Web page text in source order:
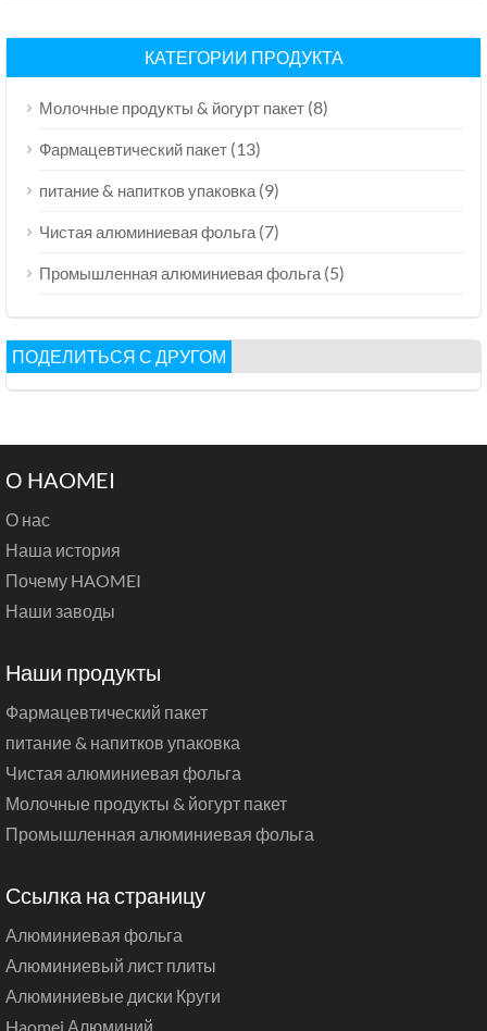
КАТЕГОРИИ ПРОДУКТА
Молочные продукты & йогурт пакет (8)
Фармацевтический пакет (13)
питание & напитков упаковка (9)
Чистая алюминиевая фольга (7)
Промышленная алюминиевая фольга (5)
ПОДЕЛИТЬСЯ С ДРУГОМ
О HAOMEI
О нас
Наша история
Почему HAOMEI
Наши заводы
Наши продукты
Фармацевтический пакет
питание & напитков упаковка
Чистая алюминиевая фольга
Молочные продукты & йогурт пакет
Промышленная алюминиевая фольга
Ссылка на страницу
Алюминиевая фольга
Алюминиевый лист плиты
Алюминиевые диски Круги
Haomei Алюминий